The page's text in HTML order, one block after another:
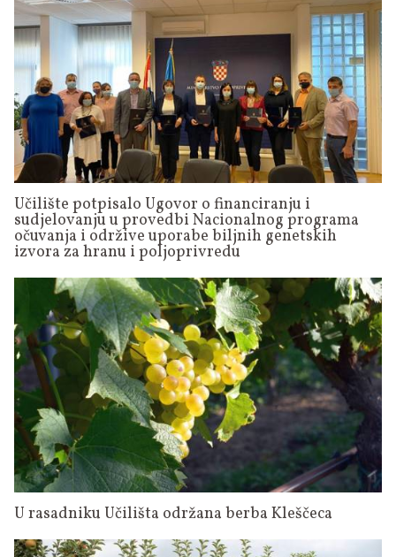
Učilište potpisalo Ugovor o financiranju i
sudjelovanju u provedbi Nacionalnog programa
očuvanja i održive uporabe biljnih genetskih
izvora za hranu i poljoprivredu
U rasadniku Učilišta održana berba Kleščeca